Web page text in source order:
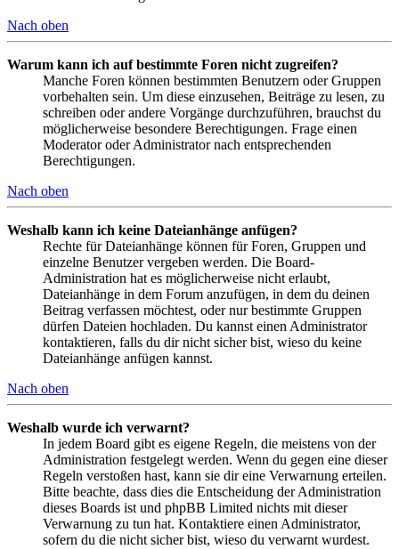
Nach oben
Warum kann ich auf bestimmte Foren nicht zugreifen?
Manche Foren können bestimmten Benutzern oder Gruppen
vorbehalten sein. Um diese einzusehen, Beiträge zu lesen, zu
schreiben oder andere Vorgänge durchzuführen, brauchst du
möglicherweise besondere Berechtigungen. Frage einen
Moderator oder Administrator nach entsprechenden
Berechtigungen.
Nach oben
Weshalb kann ich keine Dateianhänge anfügen?
Rechte für Dateianhänge können für Foren, Gruppen und
einzelne Benutzer vergeben werden. Die Board-
Administration hat es möglicherweise nicht erlaubt,
Dateianhänge in dem Forum anzufügen, in dem du deinen
Beitrag verfassen möchtest, oder nur bestimmte Gruppen
dürfen Dateien hochladen. Du kannst einen Administrator
kontaktieren, falls du dir nicht sicher bist, wieso du keine
Dateianhänge anfügen kannst.
Nach oben
Weshalb wurde ich verwarnt?
In jedem Board gibt es eigene Regeln, die meistens von der
Administration festgelegt werden. Wenn du gegen eine dieser
Regeln verstoßen hast, kann sie dir eine Verwarnung erteilen.
Bitte beachte, dass dies die Entscheidung der Administration
dieses Boards ist und phpBB Limited nichts mit dieser
Verwarnung zu tun hat. Kontaktiere einen Administrator,
sofern du die nicht sicher bist, wieso du verwarnt wurdest.